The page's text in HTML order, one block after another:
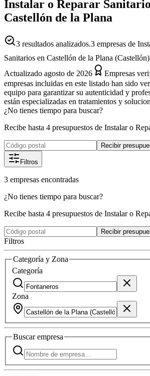
Instalar o Reparar
Castellón de la Plana
3 resultados analizados.3 empresas de
Sanitarios en Castellón de la Plana
Actualizado agosto de 2026 Empresas
empresas incluidas en este listado han sido
equipo para garantizar su autenticidad y
están especializadas en tratamientos y
¿No tienes tiempo para buscar?
Recibe hasta 4 presupuestos de Instalar o
Recibir
Filtros
3 empresas encontradas
¿No tienes tiempo para buscar?
Recibe hasta 4 presupuestos de Instalar o
Recibir
Filtros
Categoría y Zona
Categoría
Zona
Buscarempresa